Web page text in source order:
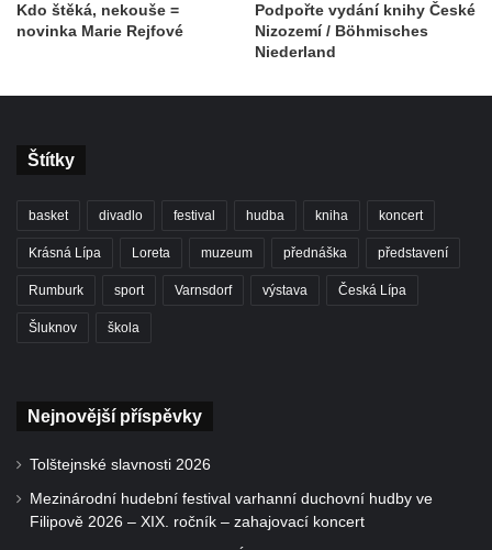
Kdo štěká, nekouše =
novinka Marie Rejfové
Podpořte vydání knihy České
Nizozemí / Böhmisches
Niederland
Štítky
basket divadlo festival hudba kniha koncert
Krásná Lípa Loreta muzeum přednáška představení
Rumburk sport Varnsdorf výstava Česká Lípa
Šluknov škola
Nejnovější příspěvky
Tolštejnské slavnosti 2026
Mezinárodní hudební festival varhanní duchovní hudby ve
Filipově 2026 – XIX. ročník – zahajovací koncert